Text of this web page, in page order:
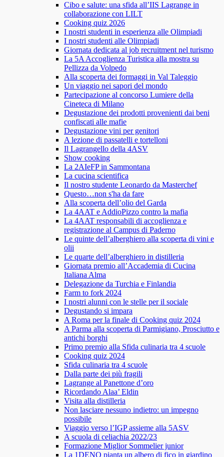
Cibo e salute: una sfida all’IIS Lagrange in
collaborazione con LILT
Cooking quiz 2026
I nostri studenti in esperienza alle Olimpiadi
I nostri studenti alle Olimpiadi
Giornata dedicata al job recruitment nel turismo
La 5A Accoglienza Turistica alla mostra su
Pellizza da Volpedo
Alla scoperta dei formaggi in Val Taleggio
Un viaggio nei sapori del mondo
Partecipazione al concorso Lumiere della
Cineteca di Milano
Degustazione dei prodotti provenienti dai beni
confiscati alle mafie
Degustazione vini per genitori
A lezione di passatelli e tortelloni
Il Lagrangello della 4ASV
Show cooking
La 2AIeFP in Sammontana
La cucina scientifica
Il nostro studente Leonardo da Masterchef
Questo…non s'ha da fare
Alla scoperta dell’olio del Garda
La 4AAT e AddioPizzo contro la mafia
La 4AAT responsabili di accoglienza e
registrazione al Campus di Paderno
Le quinte dell’alberghiero alla scoperta di vini e
olii
Le quarte dell’alberghiero in distilleria
Giornata premio all’Accademia di Cucina
Italiana Alma
Delegazione da Turchia e Finlandia
Farm to fork 2024
I nostri alunni con le stelle per il sociale
Degustando si impara
A Roma per la finale di Cooking quiz 2024
A Parma alla scoperta di Parmigiano, Prosciutto e
antichi borghi
Primo premio alla Sfida culinaria tra 4 scuole
Cooking quiz 2024
Sfida culinaria tra 4 scuole
Dalla parte dei più fragili
Lagrange al Panettone d’oro
Ricordando Alaa’ Eldin
Visita alla distilleria
Non lasciare nessuno indietro: un impegno
possibile
Viaggio verso l’IGP assieme alla 5ASV
A scuola di celiachia 2022/23
Formazione Miglior Sommelier junior
La 1DENO pianta un albero di fico in giardino